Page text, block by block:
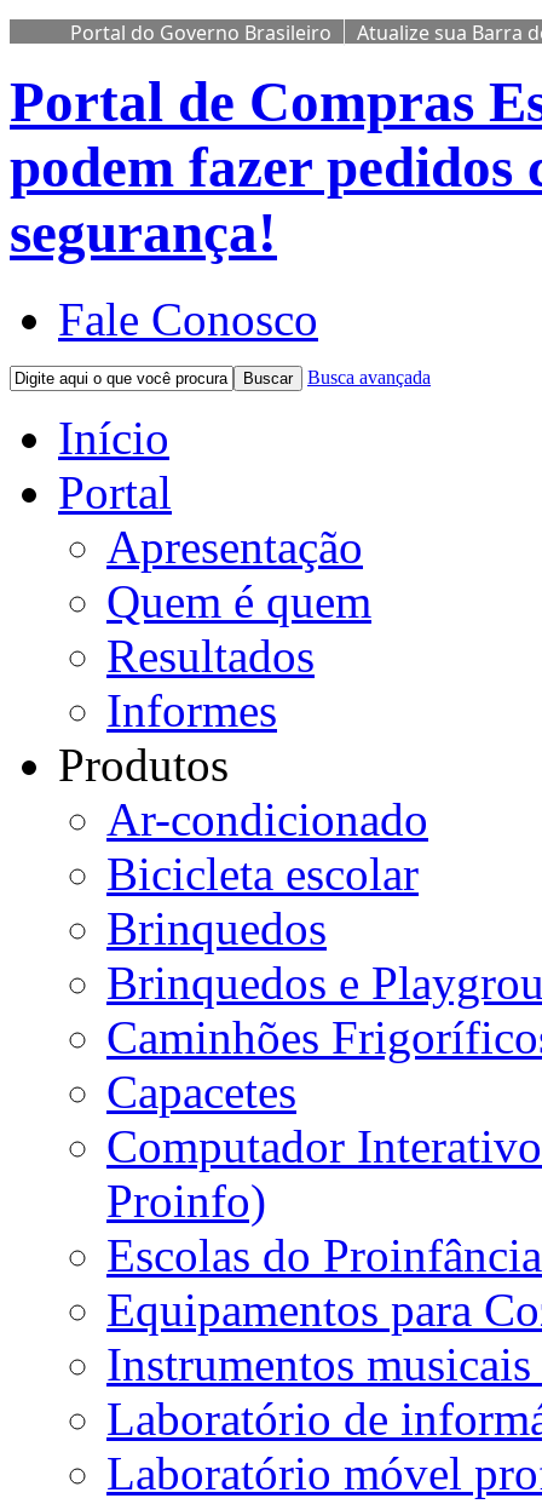
Portal do Governo Brasileiro Atualize sua Barra
Portal de Compras
podem fazer pedidos
segurança!
Fale Conosco
Buscar Busca avançada
Início
Portal
Apresentação
Quem é quem
Resultados
Informes
Produtos
Ar-condicionado
Bicicleta escolar
Brinquedos
Brinquedos e
Caminhões
Capacetes
Computador
Proinfo)
Escolas do
Equipamentos para
Instrumentos
Laboratório de
Laboratório móvel